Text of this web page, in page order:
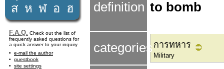
ส ห ฬ อ ฮ
F.A.Q. Check out the list of
frequently asked questions for
a quick answer to your inquiry
e-mail the author
guestbook
site settings
definition to bomb
categories การทหาร
Military